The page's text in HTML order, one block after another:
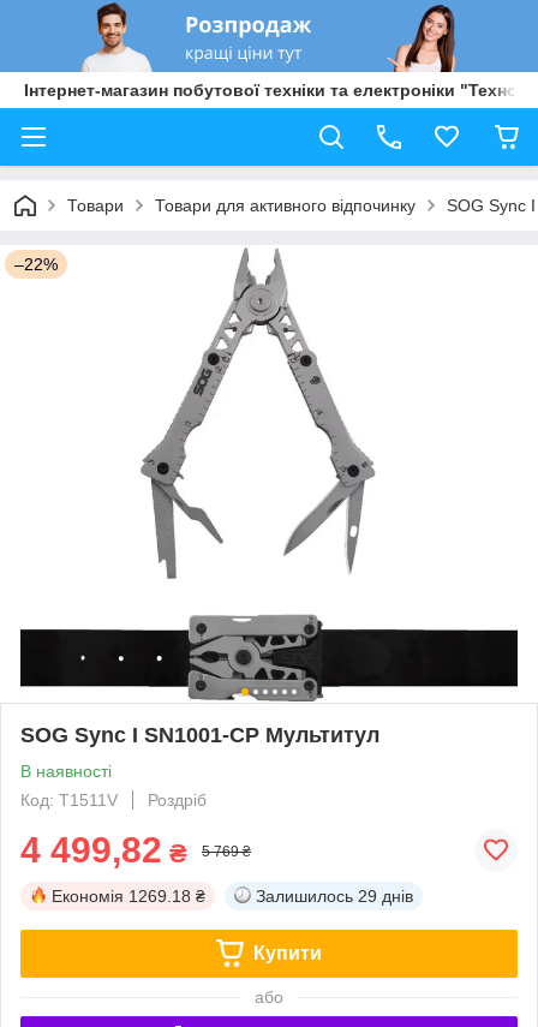
Інтернет-магазин побутової техніки та електроніки "Техно
Товари Товари для активного відпочинку SOG Sync
–22%
SOG Sync I SN1001-CP Мультитул
В наявності
Код: T1511V
Роздріб
4 499,82 ₴ 5 769 ₴
Економія 1269.18 ₴ Залишилось 29 днів
Купити
або